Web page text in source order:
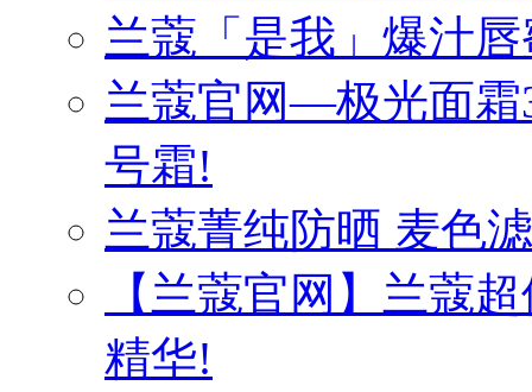
兰蔻「是我」爆汁
兰蔻官网—极光面霜
号霜!
兰蔻菁纯防晒 麦色
【兰蔻官网】兰蔻
精华!